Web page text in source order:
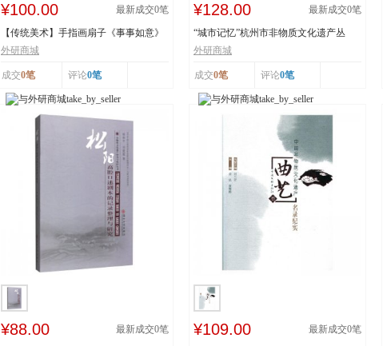
¥100.00 最新成交0笔
【传统美术】手指画扇子《事事如意》
辽宁省级非物...
外研商城
成交0笔 评论0笔
¥128.00 最新成交0笔
“城市记忆”杭州市非物质文化遗产丛
书：传统体育游艺...
外研商城
成交0笔 评论0笔
¥88.00 最新成交0笔 ¥109.00 最新成交0笔